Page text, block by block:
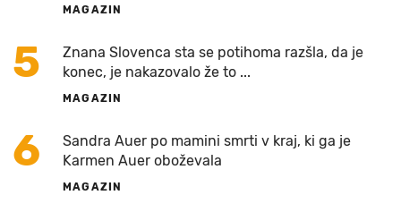
MAGAZIN
5
Znana Slovenca sta se potihoma razšla, da je
konec, je nakazovalo že to ...
MAGAZIN
6
Sandra Auer po mamini smrti v kraj, ki ga je
Karmen Auer oboževala
MAGAZIN